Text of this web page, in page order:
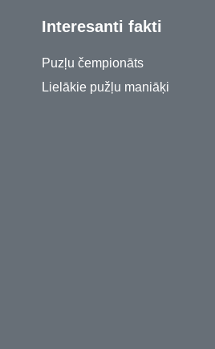
Interesanti fakti
Puzļu čempionāts
Lielākie pužļu maniāķi